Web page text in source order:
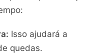
Isso ajudará a
quedas.